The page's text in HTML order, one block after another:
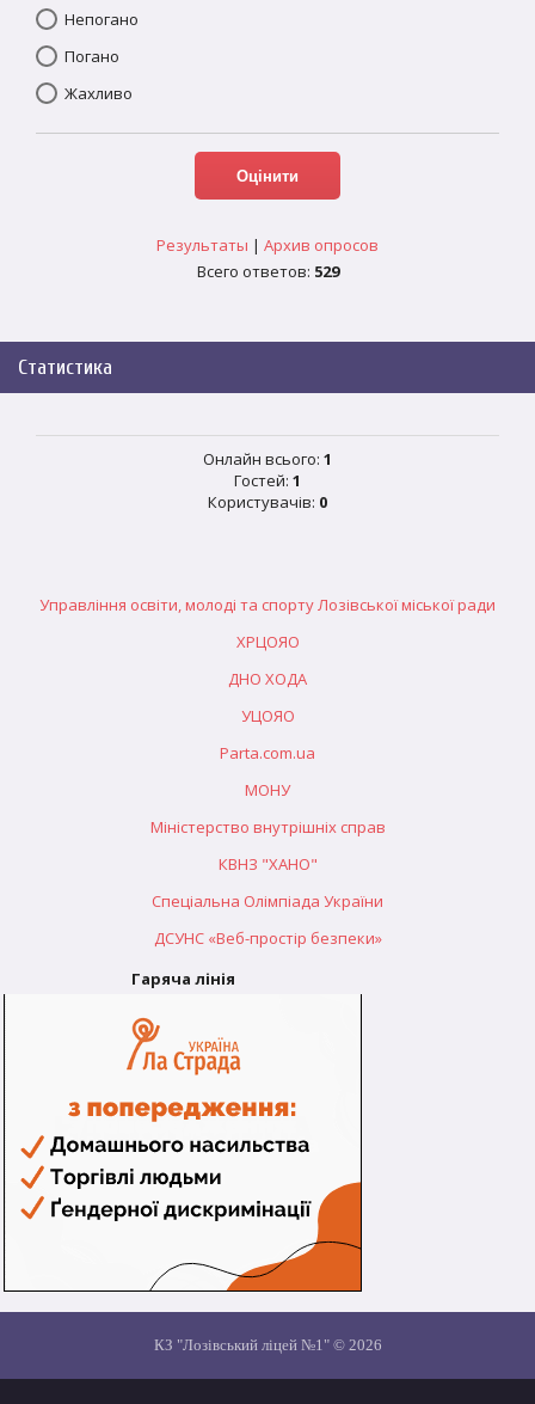
Непогано
Погано
Жахливо
Результаты | Архив опросов
Всего ответов: 529
Статистика
Онлайн всього: 1
Гостей: 1
Користувачів: 0
Управління освіти, молоді та спорту Лозівської міської ради
ХРЦОЯО
ДНО ХОДА
УЦОЯО
Parta.com.ua
МОНУ
Міністерство внутрішніх справ
КВНЗ "ХАНО"
Спеціальна Олімпіада України
ДСУНС «Веб-простір безпеки»
Гаряча лінія
КЗ "Лозівський ліцей №1" © 2026